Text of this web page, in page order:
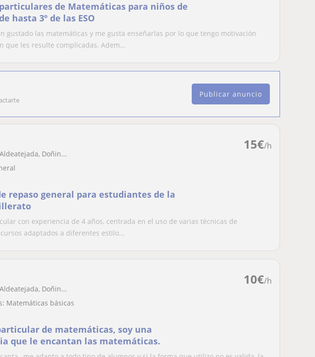
de Matemáticas para niños de
hasta 3º de las ESO
gustado las matemáticas y me gusta enseñarlas por lo que tengo motivación
que les resulte complicadas. Adem...
Publicar anuncio
15€/h
Doñin...
repaso general para estudiantes de la
con experiencia de 4 años, centrada en el uso de varias técnicas de
adaptados a diferentes estilo...
10€/h
Doñin...
Matemáticas básicas
de matemáticas, soy una
que le encantan las matemáticas.